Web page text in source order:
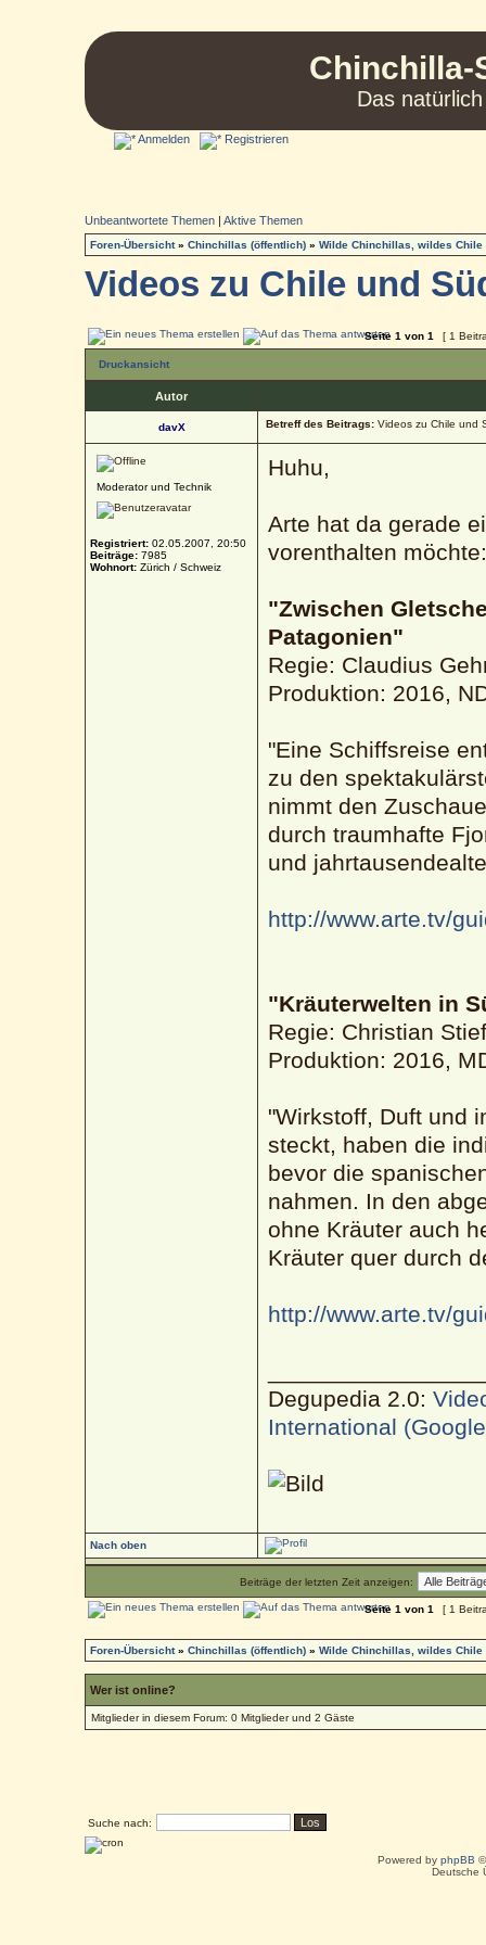
Chinchilla-
Das
Anmelden Registrieren
Unbeantwortete Themen |Aktive Themen
Foren-Übersicht»Chinchillas (öffentlich) »Wilde Chinchillas, wildes Chile
Videos zu Chile und
Seite1 von1 [ 1
Druckansicht
Autor
davX Betreff des Beitrags: Videos zu Chile und
Moderator und Technik
Registriert: 02.05.2007, 20:50
Beiträge: 7985
Wohnort: Zürich / Schweiz
Huhu,
Arte hat da gerade
vorenthalten
"Zwischen
Patagonien"
Regie: Claudius
Produktion: 2016,
"Eine Schiffsreise
zu den
nimmt den
durch traumhafte
und
http://www.arte.tv/
"Kräuterwelten in
Regie: Christian
Produktion: 2016,
"Wirkstoff, Duft und
steckt, haben die
bevor die
nahmen. In den
ohne Kräuter auch
Kräuter quer durch
http://www.arte.tv/
Degupedia 2.0:
International
Nach oben
Beiträge der letzten Zeit anzeigen:
Seite1 von1 [ 1
Foren-Übersicht»Chinchillas (öffentlich) »Wilde Chinchillas, wildes Chile
Wer ist online?
Mitglieder in diesem Forum: 0 Mitglieder und 2 Gäste
Suche nach:
Powered by phpBB
Deutsche